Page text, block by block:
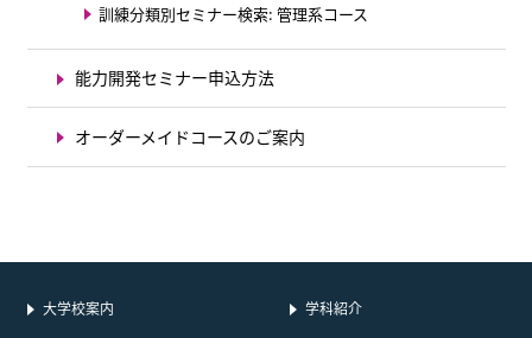
訓練分類別セミナー検索: 管理系コース
能力開発セミナー申込方法
オーダーメイドコースのご案内
大学校案内
学科紹介